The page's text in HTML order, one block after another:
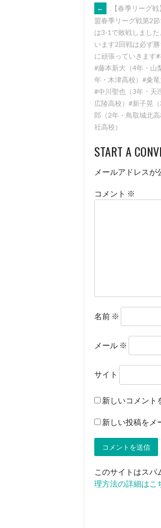
POST
←
.【春季リーグ
盟春季リーグ戦第2
は3-1で敗戦しまし
います️2回戦は必ず
に頑張っていきます
#藤本新大（4年・山
年・木津高校）#粂竜
#中川聖也（3年・天
広陵高校）#新子晃
郎（2年・鳥取城北
社高校）
START A
メールアドレスが
コメント ※
名前 ※
メール ※
サイト
新しいコメント
新しい投稿をメ
このサイトはスパ
理方法の詳細はこ